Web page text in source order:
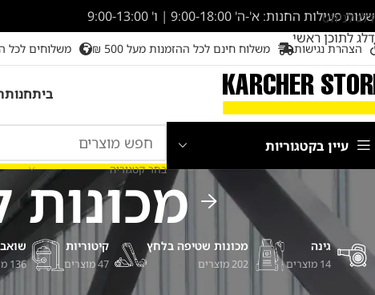
דלג לניווט
דלג לתוכן ראשי
שעות פעילות החנות: א'-ה' 9:00-18:00 | ו' 9:00-13:00
הצהרת נגישות משלוח חינם לכל ההזמנות מעל 500 ₪ משלוחים לכל
ביתחנות
עיין בקטגוריות
בחר קטגוריה
מכונות
גינה
14 מוצרים
מכונות שטיפה בלחץ
202 מוצרים
קיטוריות
47 מוצרים 136 מוצרים
סינון לפי מחיר באמצעות מכונות